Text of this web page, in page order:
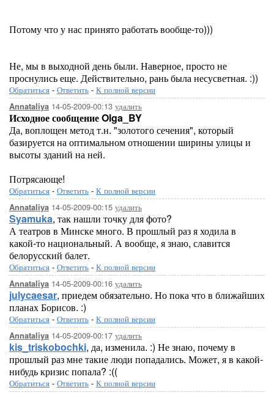
Потому что у нас принято работать вообще-то)))
Не, мы в выходной день были. Наверное, просто не
проснулись еще. Действительно, рань была несусветная. :))
Обратиться - Ответить - К полной версии
Annataliya 14-05-2009-00:13 удалить
Исходное сообщение Olga_BY
Да, воплощен метод т.н. "золотого сечения", который
базируется на оптимальном отношении ширины улицы и
высоты зданий на ней.
Потрясающе!
Обратиться - Ответить - К полной версии
Annataliya 14-05-2009-00:15 удалить
Syamuka, так нашли точку для фото?
А театров в Минске много. В прошлый раз я ходила в
какой-то национальный. А вообще, я знаю, славится
белорусский балет.
Обратиться - Ответить - К полной версии
Annataliya 14-05-2009-00:16 удалить
julycaesar, приедем обязательно. Но пока что в ближайших
планах Борисов. :)
Обратиться - Ответить - К полной версии
Annataliya 14-05-2009-00:17 удалить
kis_triskobochki, да, изменила. :) Не знаю, почему в
прошлый раз мне такие люди попадались. Может, я в какой-
нибудь кризис попала? :((
Обратиться - Ответить - К полной версии